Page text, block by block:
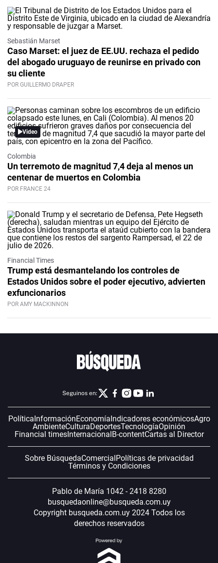
Sebastián Marset
Caso Marset: el juez de EE.UU. rechaza el pedido
del abogado uruguayo de reunirse en privado con
su cliente
POR GUILLERMO DRAPER
Video
Colombia
Un terremoto de magnitud 7,4 deja al menos un
centenar de muertos en Colombia
POR FRANCE 24
Financial Times
Trump está desmantelando los controles de
Estados Unidos sobre el poder ejecutivo, advierten
exfuncionarios
POR AMY MACKINNON
Seguinos en:
PolíticaInformaciónEconomíaIndicadores económicosAgro
AmbienteCulturaDeportesTecnologíaOpinión
Financial timesInternacionalB-contentCartas al Director
Sobre BúsquedaComercialPolíticas de privacidad
Términos y Condiciones
Pablo de María 1042 - 2418 8280
busquedaonline@busqueda.com.uy
Copyright busqueda.com.uy 2024 Todos los
derechos reservados